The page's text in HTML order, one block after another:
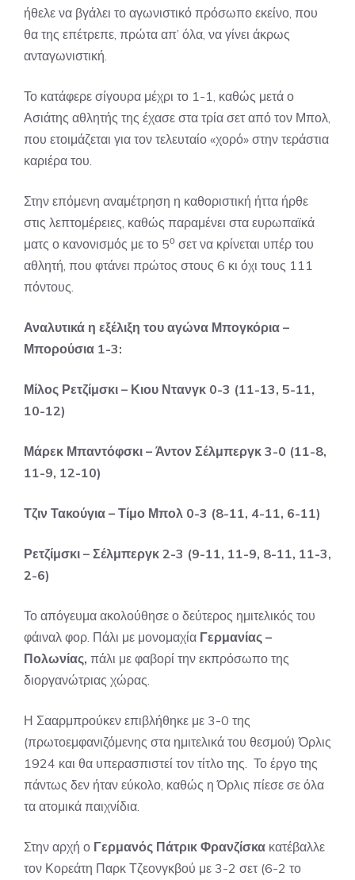
ήθελε να βγάλει το αγωνιστικό πρόσωπο εκείνο, που
θα της επέτρεπε, πρώτα απ’ όλα, να γίνει άκρως
ανταγωνιστική.
Το κατάφερε σίγουρα μέχρι το 1-1, καθώς μετά ο
Ασιάτης αθλητής της έχασε στα τρία σετ από τον Μπολ,
που ετοιμάζεται για τον τελευταίο «χορό» στην τεράστια
καριέρα του.
Στην επόμενη αναμέτρηση η καθοριστική ήττα ήρθε
στις λεπτομέρειες, καθώς παραμένει στα ευρωπαϊκά
ματς ο κανονισμός με το 5ο σετ να κρίνεται υπέρ του
αθλητή, που φτάνει πρώτος στους 6 κι όχι τους 111
πόντους.
Αναλυτικά η εξέλιξη του αγώνα Μπογκόρια –
Μπορούσια 1-3:
Μίλος Ρετζίμσκι – Κιου Ντανγκ 0-3 (11-13, 5-11,
10-12)
Μάρεκ Μπαντόφσκι – Άντον Σέλμπεργκ 3-0 (11-8,
11-9, 12-10)
Τζιν Τακούγια – Τίμο Μπολ 0-3 (8-11, 4-11, 6-11)
Ρετζίμσκι – Σέλμπεργκ 2-3 (9-11, 11-9, 8-11, 11-3,
2-6)
Το απόγευμα ακολούθησε ο δεύτερος ημιτελικός του
φάιναλ φορ. Πάλι με μονομαχία Γερμανίας –
Πολωνίας, πάλι με φαβορί την εκπρόσωπο της
διοργανώτριας χώρας.
Η Σααρμπρούκεν επιβλήθηκε με 3-0 της
(πρωτοεμφανιζόμενης στα ημιτελικά του θεσμού) Όρλις
1924 και θα υπερασπιστεί τον τίτλο της. Το έργο της
πάντως δεν ήταν εύκολο, καθώς η Όρλις πίεσε σε όλα
τα ατομικά παιχνίδια.
Στην αρχή ο Γερμανός Πάτρικ Φρανζίσκα κατέβαλλε
τον Κορεάτη Παρκ Τζεονγκβού με 3-2 σετ (6-2 το